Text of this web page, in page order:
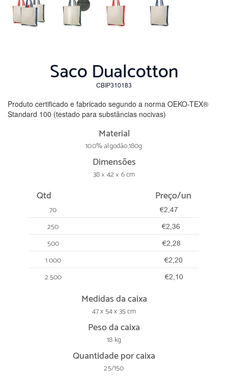
Saco Dualcotton
CBIP310183
Produto certificado e fabricado segundo a norma OEKO-TEX®
Standard 100 (testado para substâncias nocivas)
Material
100% algodão,180g
Dimensões
38 × 42 × 6 cm
Qtd Preço/un
70 €2,47
250 €2,36
500 €2,28
1 000 €2,20
2 500 €2,10
Medidas da caixa
47 x 54 x 35 cm
Peso da caixa
18 kg
Quantidade por caixa
25/150